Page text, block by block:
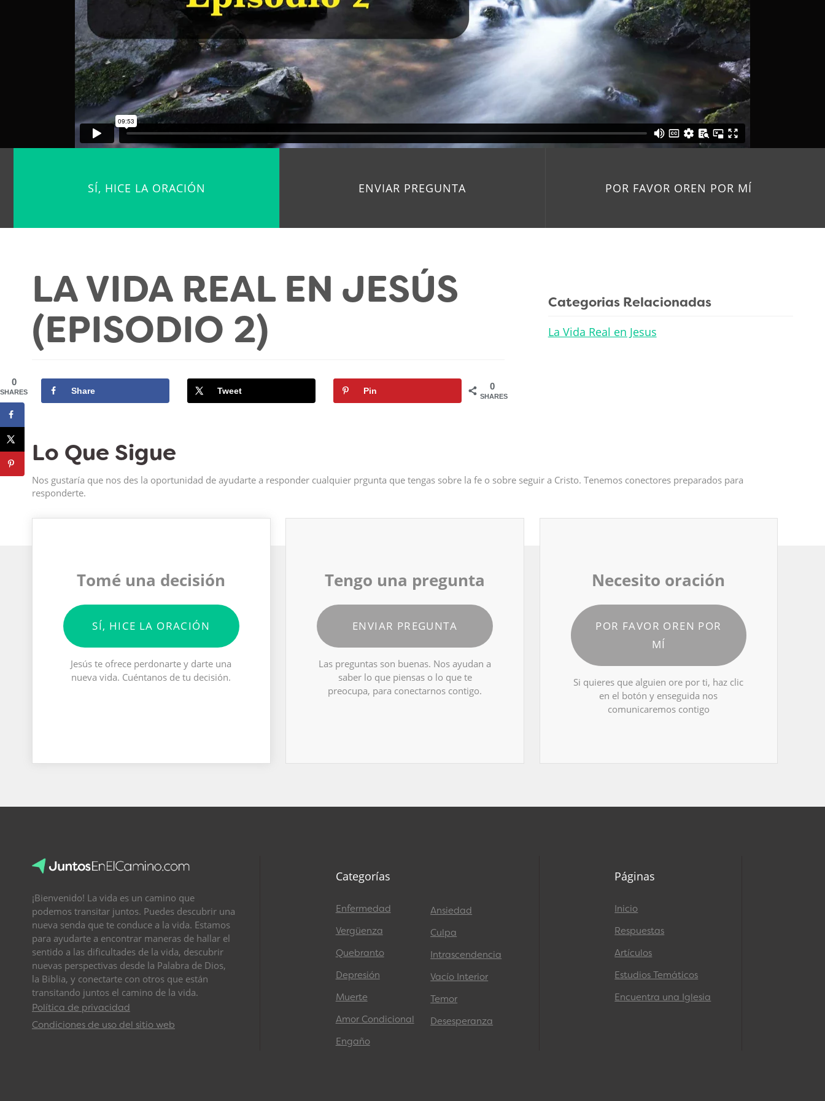
SÍ, HICE LA ORACIÓN ENVIAR PREGUNTA POR FAVOR OREN POR MÍ
LA VIDA REAL EN JESÚS
(EPISODIO 2)
0
SHARES
Share Tweet Pin
Categorias Relacionadas
La Vida Real en Jesus
Lo Que Sigue
Nos gustaría que nos des la oportunidad de ayudarte a responder cualquier prgunta que tengas sobre la fe o sobre seguir a Cristo. Tenemos conectores preparados para
responderte.
Tomé una decisión
SÍ, HICE LA ORACIÓN
Jesús te ofrece perdonarte y darte una
nueva vida. Cuéntanos de tu decisión.
Tengo una pregunta
ENVIAR PREGUNTA
Las preguntas son buenas. Nos ayudan a
saber lo que piensas o lo que te
preocupa, para conectarnos contigo.
Necesito oración
POR FAVOR OREN POR
MÍ
Si quieres que alguien ore por ti, haz clic
en el botón y enseguida nos
comunicaremos contigo
¡Bienvenido! La vida es un camino que
podemos transitar juntos. Puedes descubrir una
nueva senda que te conduce a la vida. Estamos
para ayudarte a encontrar maneras de hallar el
sentido a las dificultades de la vida, descubrir
nuevas perspectivas desde la Palabra de Dios,
la Biblia, y conectarte con otros que están
transitando juntos el camino de la vida.
Política de privacidad
Condiciones de uso del sitio web
Categorías
Enfermedad
Vergüenza
Quebranto
Depresión
Muerte
Amor Condicional
Engaño
Ansiedad
Culpa
Intrascendencia
Vacío Interior
Temor
Desesperanza
Páginas
Inicio
Respuestas
Artículos
Estudios Temáticos
Encuentra una Iglesia
0
SHARES